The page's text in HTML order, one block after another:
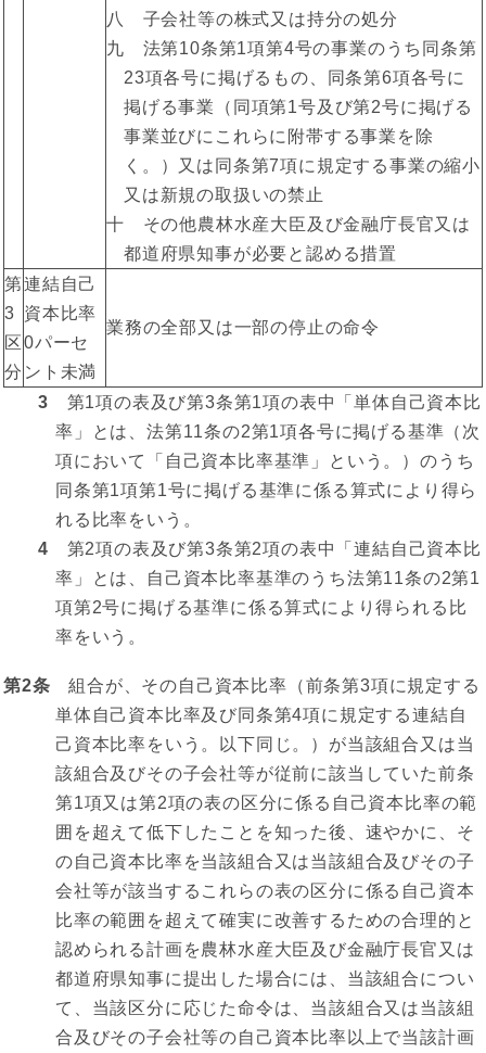
八 子会社等の株式又は持分の処分
九 法第10条第1項第4号の事業のうち同条第
23項各号に掲げるもの、同条第6項各号に
掲げる事業（同項第1号及び第2号に掲げる
事業並びにこれらに附帯する事業を除
く。）又は同条第7項に規定する事業の縮小
又は新規の取扱いの禁止
十 その他農林水産大臣及び金融庁長官又は
都道府県知事が必要と認める措置
第
3
区
分
連結自己
資本比率
0パーセ
ント未満
業務の全部又は一部の停止の命令
3 第1項の表及び第3条第1項の表中「単体自己資本比
率」とは、法第11条の2第1項各号に掲げる基準（次
項において「自己資本比率基準」という。）のうち
同条第1項第1号に掲げる基準に係る算式により得ら
れる比率をいう。
4 第2項の表及び第3条第2項の表中「連結自己資本比
率」とは、自己資本比率基準のうち法第11条の2第1
項第2号に掲げる基準に係る算式により得られる比
率をいう。
第2条 組合が、その自己資本比率（前条第3項に規定する
単体自己資本比率及び同条第4項に規定する連結自
己資本比率をいう。以下同じ。）が当該組合又は当
該組合及びその子会社等が従前に該当していた前条
第1項又は第2項の表の区分に係る自己資本比率の範
囲を超えて低下したことを知った後、速やかに、そ
の自己資本比率を当該組合又は当該組合及びその子
会社等が該当するこれらの表の区分に係る自己資本
比率の範囲を超えて確実に改善するための合理的と
認められる計画を農林水産大臣及び金融庁長官又は
都道府県知事に提出した場合には、当該組合につい
て、当該区分に応じた命令は、当該組合又は当該組
合及びその子会社等の自己資本比率以上で当該計画